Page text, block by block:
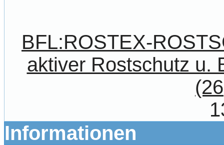
BFL:ROSTEX-
aktiver Rostschutz u.
Informationen